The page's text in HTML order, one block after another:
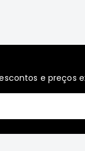
e preços